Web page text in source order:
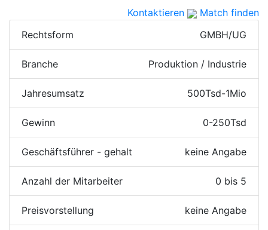
Kontaktieren
Match finden
Rechtsform
GMBH/UG
Branche Produktion / Industrie
Jahresumsatz 500Tsd-1Mio
Gewinn 0-250Tsd
Geschäftsführer - gehalt keine Angabe
Anzahl der Mitarbeiter 0 bis 5
Preisvorstellung keine Angabe